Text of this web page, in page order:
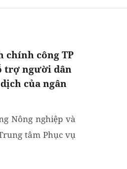
chính công TP
trợ người dân
của ngân
Nông nghiệp và
tâm Phục vụ